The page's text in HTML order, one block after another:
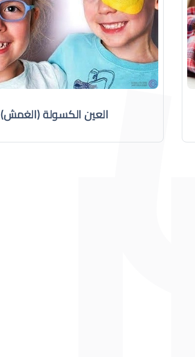
العين الكسولة (الغمش)